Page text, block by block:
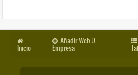
Inicio
Añadir Web O
Empresa